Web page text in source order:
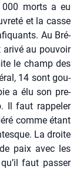
morts a eu
et la casse
Au Bré­
ari­vé au pou­voir
le champ des
14 sont gou­
a élu son pre­
Il faut rap­pe­ler
comme étant
La droite
paix avec les
faut pas­ser